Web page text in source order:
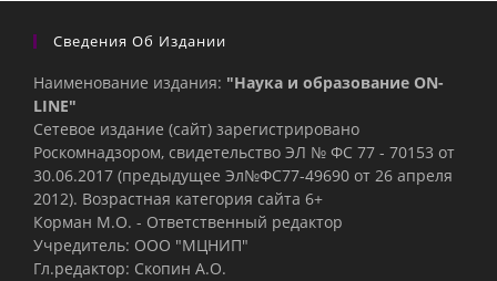
Сведения Об Издании
Наименование издания: "Наука и образование ON-
LINE"
Сетевое издание (сайт) зарегистрировано
Роскомнадзором, свидетельство ЭЛ № ФС 77 - 70153 от
30.06.2017 (предыдущее Эл№ФC77-49690 от 26 апреля
2012). Возрастная категория сайта 6+
Корман М.О. - Ответственный редактор
Учредитель: ООО "МЦНИП"
Гл.редактор: Скопин А.О.